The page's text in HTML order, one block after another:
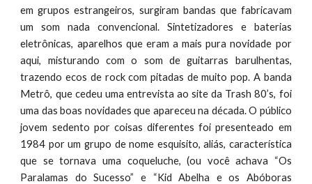
em grupos estrangeiros, surgiram bandas que fabricavam
um som nada convencional. Sintetizadores e baterias
eletrônicas, aparelhos que eram a mais pura novidade por
aqui, misturando com o som de guitarras barulhentas,
trazendo ecos de rock com pitadas de muito pop. A banda
Metrô, que cedeu uma entrevista ao site da Trash 80’s, foi
uma das boas novidades que apareceu na década. O público
jovem sedento por coisas diferentes foi presenteado em
1984 por um grupo de nome esquisito, aliás, característica
que se tornava uma coqueluche, (ou você achava “Os
Paralamas do Sucesso” e “Kid Abelha e os Abóboras